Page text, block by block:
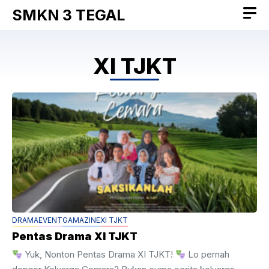
SkipSMKN 3 TEGAL
XI TJKT
DRAMAEVENTGAMAZINEXI TJKT
Pentas Drama XI TJKT
Yuk, Nonton Pentas Drama XI TJKT!
Lo pernah